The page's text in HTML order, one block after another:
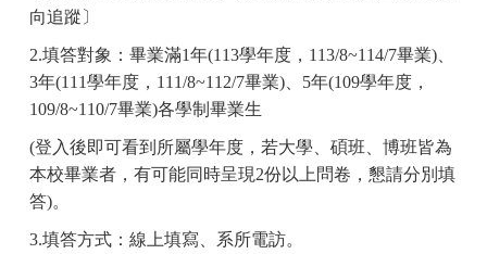
向追蹤〕
2.填答對象： 畢業滿1年(113學年度，113/8~114/7畢業)、
3年(111學年度，111/8~112/7畢業)、5年(109學年度，
109/8~110/7畢業)各學制畢業生
(登入後即可看到所屬學年度，若大學、碩班、博班皆為
本校畢業者，有可能同時呈現2份以上問卷，懇請分別填
答)。
3.填答方式：線上填寫、系所電訪。